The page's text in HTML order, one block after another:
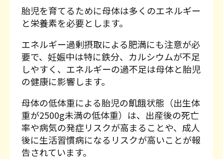
胎児を育てるために母体は多くのエネルギー
と栄養素を必要とします。
エネルギー過剰摂取による肥満にも注意が必
要で、妊娠中は特に鉄分、カルシウムが不足
しやすく、エネルギーの過不足は母体と胎児
の健康に影響します。
母体の低体重による胎児の飢餓状態（出生体
重が2500g未満の低体重）は、出産後の死亡
率や病気の発症リスクが高まることや、成人
後に生活習慣病になるリスクが高いことが報
告されています。